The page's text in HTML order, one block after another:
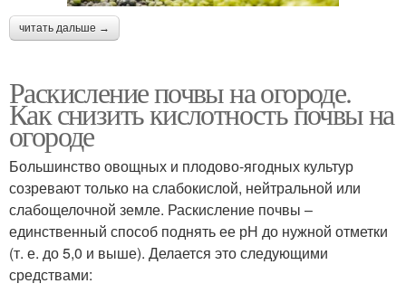
читать дальше →
Раскисление почвы на огороде.
Как снизить кислотность почвы на
огороде
Большинство овощных и плодово-ягодных культур
созревают только на слабокислой, нейтральной или
слабощелочной земле. Раскисление почвы –
единственный способ поднять ее рН до нужной отметки
(т. е. до 5,0 и выше). Делается это следующими
средствами: